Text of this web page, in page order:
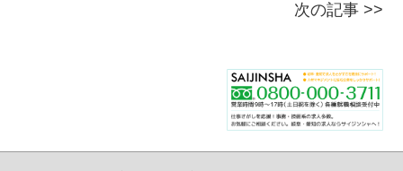
次の記事 >>